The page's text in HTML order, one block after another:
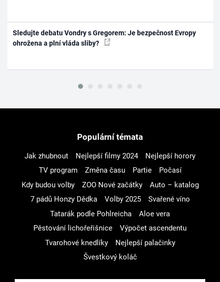
Sledujte debatu Vondry s Gregorem: Je bezpečnost Evropy
ohrožena a plní vláda sliby?
Populární témata
Jak zhubnout Nejlepší filmy 2024
Nejlepší horory
TV program
Změna času Partie
Počasí
Kdy budou volby
ZOO Nové začátky
Auto – katalog
7 pádů Honzy Dědka
Volby 2025
Svařené víno
Tatarák podle Pohlreicha
Aloe vera
Pěstování lichořeřišnice
Výpočet ascendentu
Tvarohové knedlíky
Nejlepší palačinky
Švestkový koláč